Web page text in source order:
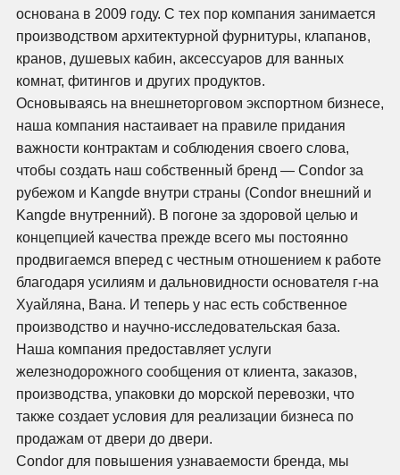
основана в 2009 году. С тех пор компания занимается
производством архитектурной фурнитуры, клапанов,
кранов, душевых кабин, аксессуаров для ванных
комнат, фитингов и других продуктов.
Основываясь на внешнеторговом экспортном бизнесе,
наша компания настаивает на правиле придания
важности контрактам и соблюдения своего слова,
чтобы создать наш собственный бренд — Condor за
рубежом и Kangde внутри страны (Condor внешний и
Kangde внутренний). В погоне за здоровой целью и
концепцией качества прежде всего мы постоянно
продвигаемся вперед с честным отношением к работе
благодаря усилиям и дальновидности основателя г-на
Хуайляна, Вана. И теперь у нас есть собственное
производство и научно-исследовательская база.
Наша компания предоставляет услуги
железнодорожного сообщения от клиента, заказов,
производства, упаковки до морской перевозки, что
также создает условия для реализации бизнеса по
продажам от двери до двери.
Condor для повышения узнаваемости бренда, мы